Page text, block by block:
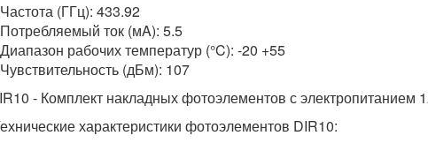
(ГГц): 433.92
ток (мA): 5.5
рабочих температур (°C): -20 +55
(дБм): 107
- Комплект накладных фотоэлементов с электропитанием
характеристики фотоэлементов DIR10: